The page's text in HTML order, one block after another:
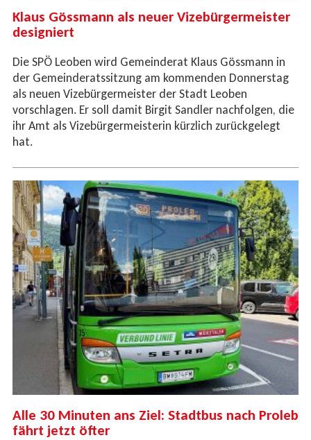
Klaus Gössmann als neuer Vizebürgermeister
designiert
Die SPÖ Leoben wird Gemeinderat Klaus Gössmann in
der Gemeinderatssitzung am kommenden Donnerstag
als neuen Vizebürgermeister der Stadt Leoben
vorschlagen. Er soll damit Birgit Sandler nachfolgen, die
ihr Amt als Vizebürgermeisterin kürzlich zurückgelegt
hat.
Alle 30 Minuten ans Ziel: Stadtbus nach Proleb
fährt jetzt öfter